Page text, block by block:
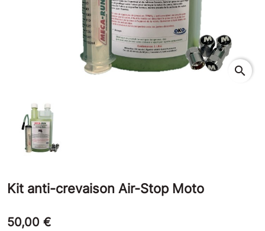
search
Kit anti-crevaison Air-Stop Moto
50,00 €